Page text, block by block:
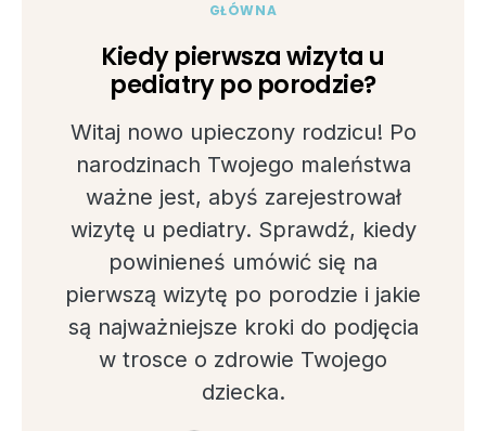
GŁÓWNA
Kiedy pierwsza wizyta u
pediatry po porodzie?
Witaj nowo upieczony rodzicu! Po
narodzinach Twojego maleństwa
ważne jest, abyś zarejestrował
wizytę u pediatry. Sprawdź, kiedy
powinieneś umówić się na
pierwszą wizytę po porodzie i jakie
są najważniejsze kroki do podjęcia
w trosce o zdrowie Twojego
dziecka.